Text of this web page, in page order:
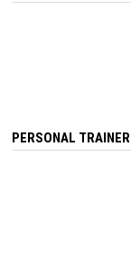
PERSONAL TRAINER